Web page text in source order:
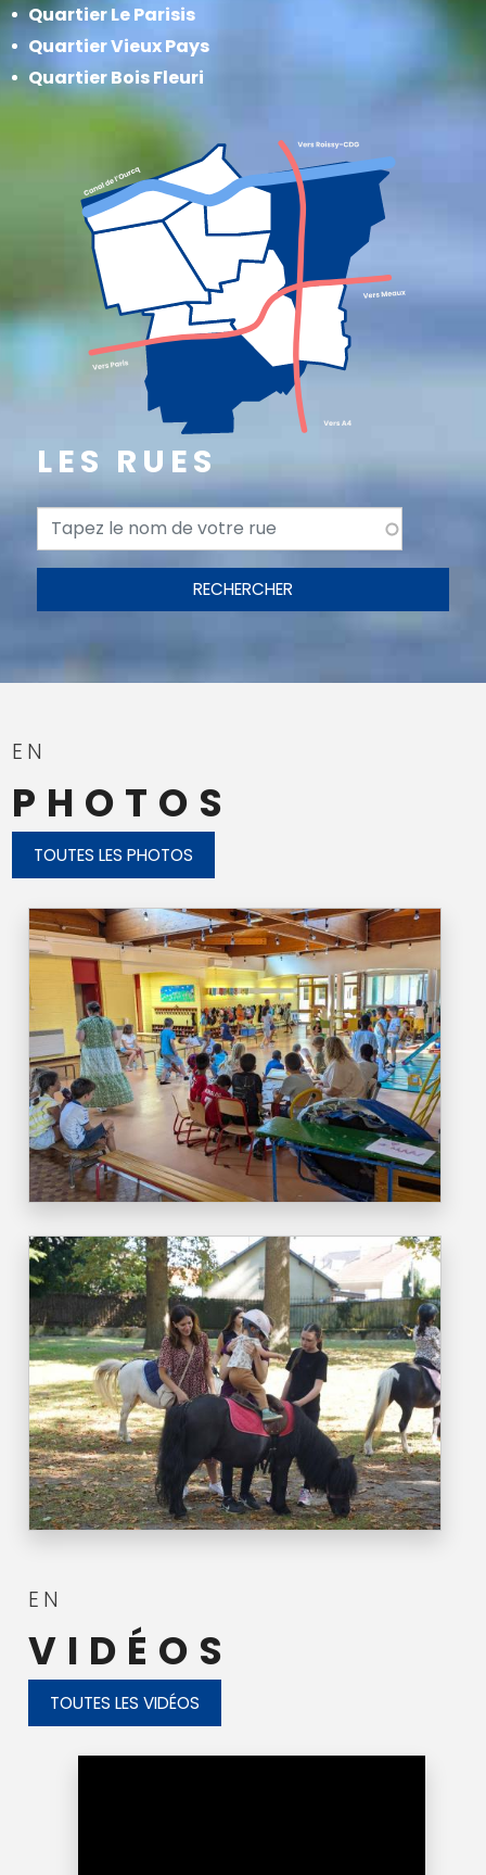
Quartier Le Parisis
Quartier Vieux Pays
Quartier Bois Fleuri
LES RUES
RECHERCHER
EN
PHOTOS
TOUTES LES PHOTOS
EN
VIDÉOS
TOUTES LES VIDÉOS